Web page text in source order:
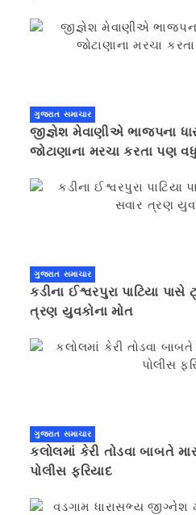
ગુજરાત સમાચાર
જીજ્ઞેશ મેવાણીએ ભાજપના
જોટાણાના મરચા કરતા પણ
ગુજરાત સમાચાર
કડીના ઈશ્વરપુરા પાટિયા
ત્રણ યુવકોના મોત
ગુજરાત સમાચાર
કલોલમાં કેરી તોડવા બાબતે
પોલીસ ફરિયાદ